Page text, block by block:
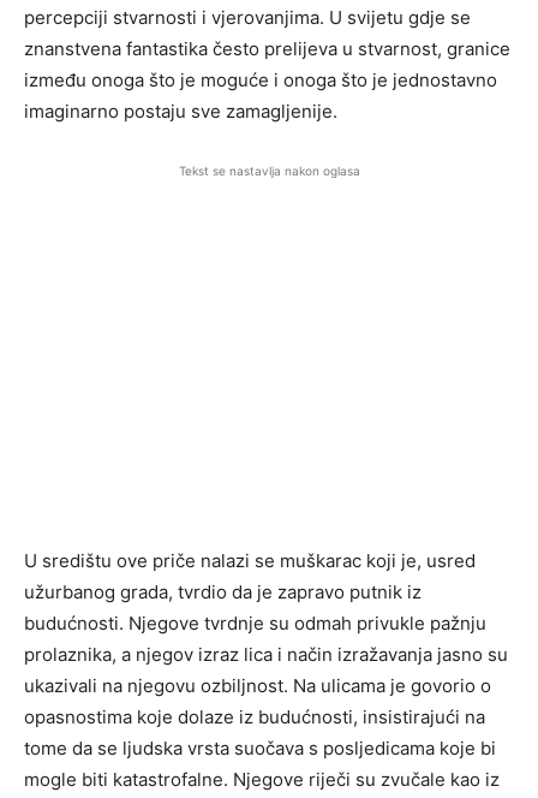
percepciji stvarnosti i vjerovanjima. U svijetu gdje se
znanstvena fantastika često prelijeva u stvarnost, granice
između onoga što je moguće i onoga što je jednostavno
imaginarno postaju sve zamagljenije.
Tekst se nastavlja nakon oglasa
U središtu ove priče nalazi se muškarac koji je, usred
užurbanog grada, tvrdio da je zapravo putnik iz
budućnosti. Njegove tvrdnje su odmah privukle pažnju
prolaznika, a njegov izraz lica i način izražavanja jasno su
ukazivali na njegovu ozbiljnost. Na ulicama je govorio o
opasnostima koje dolaze iz budućnosti, insistirajući na
tome da se ljudska vrsta suočava s posljedicama koje bi
mogle biti katastrofalne. Njegove riječi su zvučale kao iz